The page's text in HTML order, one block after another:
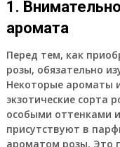
1.
аромата
Перед тем, как
розы, обязательно
Некоторые ароматы
экзотические сорта
особыми оттенками
присутствуют в
ароматом розы. Это